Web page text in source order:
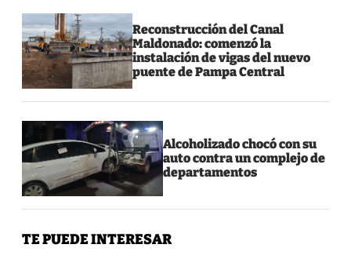
Reconstrucción del Canal
Maldonado: comenzó la
instalación de vigas del nuevo
puente de Pampa Central
Alcoholizado chocó con su
auto contra un complejo de
departamentos
TE PUEDE INTERESAR